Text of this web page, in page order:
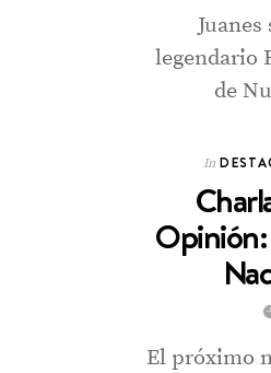
legendario
de
In
Opinión:
El próximo